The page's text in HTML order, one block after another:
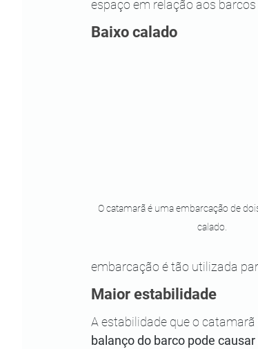
espaço em relação aos
Baixo calado
O catamarã é uma embarcação de
calado.
embarcação é tão utilizada
Maior estabilidade
A estabilidade que o
balanço do barco pode